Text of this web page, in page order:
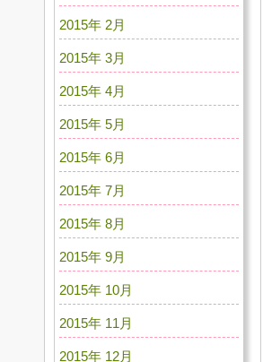
2015年 2月
2015年 3月
2015年 4月
2015年 5月
2015年 6月
2015年 7月
2015年 8月
2015年 9月
2015年 10月
2015年 11月
2015年 12月